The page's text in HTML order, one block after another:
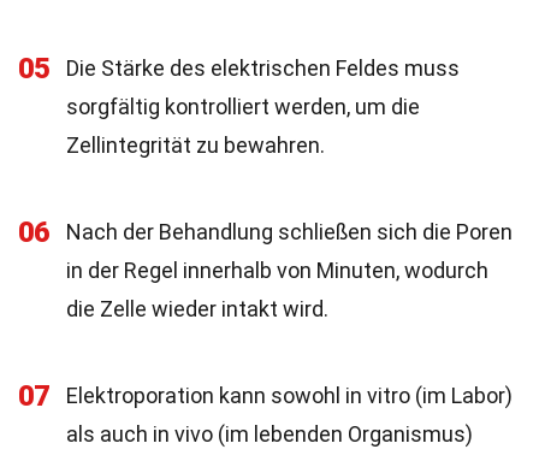
05
Die Stärke des elektrischen Feldes muss
sorgfältig kontrolliert werden, um die
Zellintegrität zu bewahren.
06
Nach der Behandlung schließen sich die Poren
in der Regel innerhalb von Minuten, wodurch
die Zelle wieder intakt wird.
07
Elektroporation kann sowohl in vitro (im Labor)
als auch in vivo (im lebenden Organismus)